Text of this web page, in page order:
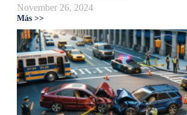
November 26, 2024
Más >>